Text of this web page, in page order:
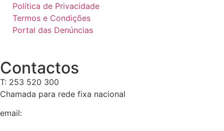
Política de Privacidade
Termos e Condições
Portal das Denúncias
Contactos
T: 253 520 300
Chamada para rede fixa nacional
email: